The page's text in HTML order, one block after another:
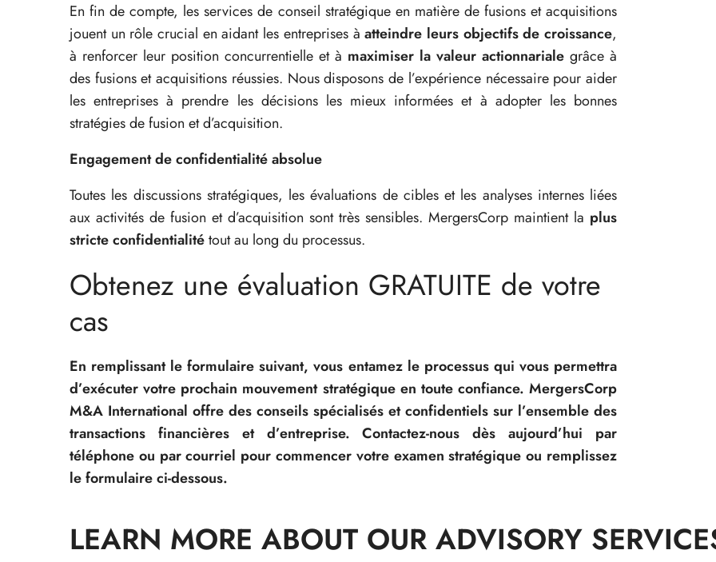
En fin de compte, les services de conseil stratégique en matière de fusions et acquisitions
jouent un rôle crucial en aidant les entreprises àatteindre leurs objectifs de croissance,
à renforcer leur position concurrentielle et à maximiser la valeur actionnariale grâce à
des fusions et acquisitions réussies. Nous disposons de l’expérience nécessaire pour aider
les entreprises à prendre les décisions les mieux informées et à adopter les bonnes
stratégies de fusion et d’acquisition.
Engagement de confidentialité absolue
Toutes les discussions stratégiques, les évaluations de cibles et les analyses internes liées
aux activités de fusion et d’acquisition sont très sensibles. MergersCorp maintient la plus
stricte confidentialitétout au long du processus.
Obtenez une évaluation GRATUITE de votre
cas
En remplissant le formulaire suivant, vous entamez le processus qui vous permettra
d’exécuter votre prochain mouvement stratégique en toute confiance. MergersCorp
M&A International offre des conseils spécialisés et confidentiels sur l’ensemble des
transactions financières et d’entreprise. Contactez-nous dès aujourd’hui par
téléphone ou par courriel pour commencer votre examen stratégique ou remplissez
le formulaire ci-dessous.
LEARN MORE ABOUT OUR ADVISORY